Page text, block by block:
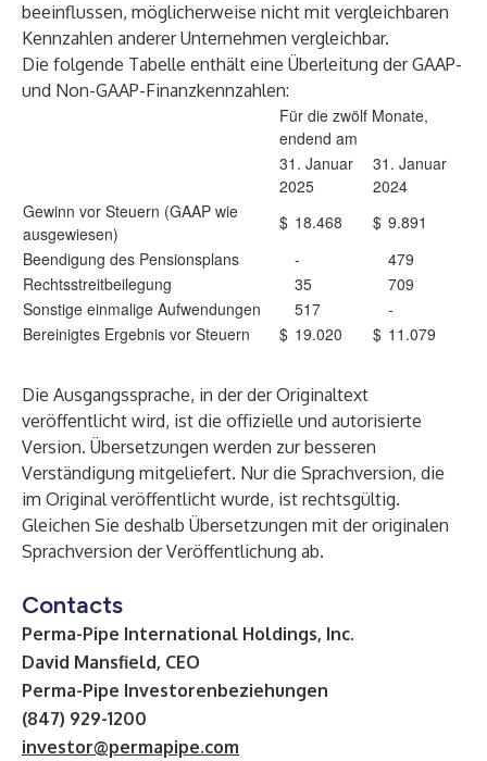
beeinflussen, möglicherweise nicht mit vergleichbaren
Kennzahlen anderer Unternehmen vergleichbar.
Die folgende Tabelle enthält eine Überleitung der GAAP-
und Non-GAAP-Finanzkennzahlen:
Für die zwölf Monate,
endend am
31. Januar
2025
31. Januar
2024
Gewinn vor Steuern (GAAP wie
ausgewiesen)
$ 18.468 $ 9.891
Beendigung des Pensionsplans
-
479
Rechtsstreitbeilegung
35
709
Sonstige einmalige Aufwendungen
517
-
Bereinigtes Ergebnis vor Steuern
$ 19.020 $ 11.079
Die Ausgangssprache, in der der Originaltext
veröffentlicht wird, ist die offizielle und autorisierte
Version. Übersetzungen werden zur besseren
Verständigung mitgeliefert. Nur die Sprachversion, die
im Original veröffentlicht wurde, ist rechtsgültig.
Gleichen Sie deshalb Übersetzungen mit der originalen
Sprachversion der Veröffentlichung ab.
Contacts
Perma-Pipe International Holdings, Inc.
David Mansfield, CEO
Perma-Pipe Investorenbeziehungen
(847) 929-1200
investor@permapipe.com